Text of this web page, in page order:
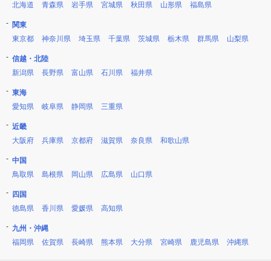
北海道
青森県 岩手県 宮城県 秋田県 山形県 福島県
関東
東京都
神奈川県 埼玉県 千葉県 茨城県 栃木県 群馬県 山梨県
信越・北陸
新潟県
長野県 富山県 石川県 福井県
東海
愛知県
岐阜県 静岡県 三重県
近畿
大阪府
兵庫県 京都府 滋賀県 奈良県 和歌山県
中国
鳥取県
島根県 岡山県 広島県 山口県
四国
徳島県
香川県 愛媛県 高知県
九州・沖縄
福岡県
佐賀県 長崎県 熊本県 大分県 宮崎県 鹿児島県 沖縄県